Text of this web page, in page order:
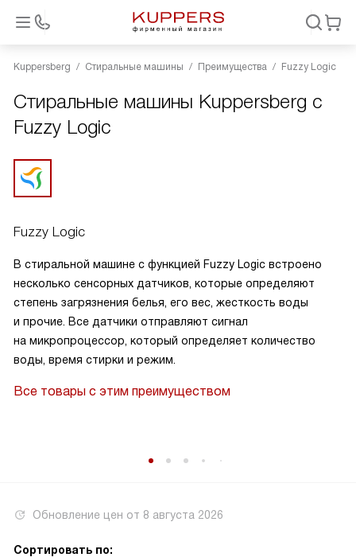
Kuppersberg Стиральные машины Преимущества Fuzzy Logic
Стиральные машины Kuppersberg с
Fuzzy Logic
Fuzzy Logic
В стиральной машине с функцией Fuzzy Logic встроено
несколько сенсорных датчиков, которые определяют
степень загрязнения белья, его вес, жесткость воды
и прочие. Все датчики отправляют сигнал
на микропроцессор, который определяет количество
воды, время стирки и режим.
Все товары с этим преимуществом
Обновление цен от 8 августа 2026
Сортировать по: